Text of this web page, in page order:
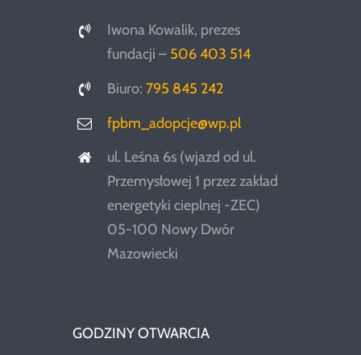
Iwona Kowalik, prezes
fundacji – 506 403 514
Biuro:795 845 242
fpbm_adopcje@wp.pl
ul. Leśna 6s (wjazd od ul.
Przemysłowej 1 przez zakład
energetyki cieplnej -ZEC)
05-100 Nowy Dwór
Mazowiecki
GODZINY OTWARCIA